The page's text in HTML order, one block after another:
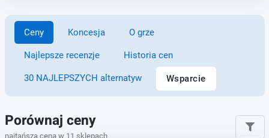
Ceny Koncesja O grze
Najlepsze recenzje Historia cen
30 NAJLEPSZYCH alternatyw Wsparcie
Porównaj ceny
najtańsza cena w 11 sklepach